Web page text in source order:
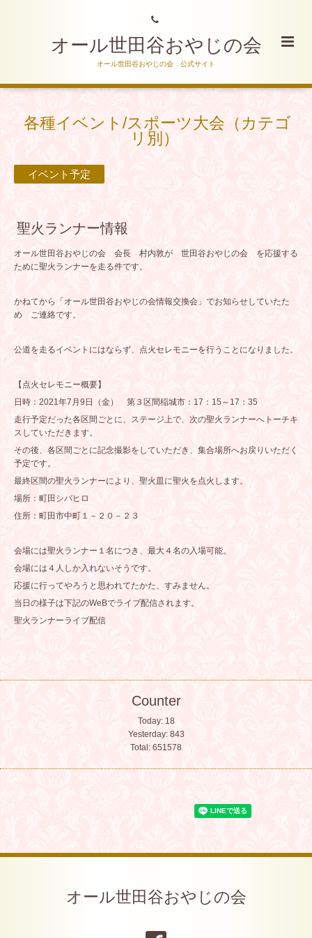
オール世田谷おやじの会
オール世田谷おやじの会 公式サイト
各種イベント/スポーツ大会（カテゴ
リ別）
イベント予定
聖火ランナー情報
オール世田谷おやじの会 会長 村内敦が 世田谷おやじの会 を応援する
ために聖火ランナーを走る件です。
かねてから「オール世田谷おやじの会情報交換会」でお知らせしていたた
め ご連絡です。
公道を走るイベントにはならず、点火セレモニーを行うことになりました。
【点火セレモニー概要】
日時：2021年7月9日（金） 第３区間稲城市：17：15～17：35
走行予定だった各区間ごとに、ステージ上で、次の聖火ランナーへトーチキ
スしていただきます。
その後、各区間ごとに記念撮影をしていただき、集合場所へお戻りいただく
予定です。
最終区間の聖火ランナーにより、聖火皿に聖火を点火します。
場所：町田シバヒロ
住所：町田市中町１－２０－２３
会場には聖火ランナー１名につき、最大４名の入場可能。
会場には４人しか入れないそうです。
応援に行ってやろうと思われてたかた、すみません。
当日の様子は下記のWeBでライブ配信されます。
聖火ランナーライブ配信
Counter
Today: 18
Yesterday: 843
Total: 651578
オール世田谷おやじの会